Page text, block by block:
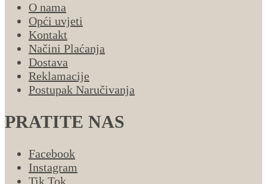
O nama
Opći uvjeti
Kontakt
Načini Plaćanja
Dostava
Reklamacije
Postupak Naručivanja
PRATITE NAS
Facebook
Instagram
Tik Tok